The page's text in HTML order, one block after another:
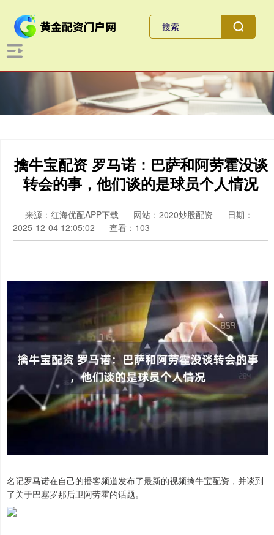
擒牛宝配资 罗马诺：巴萨和阿劳霍没谈
转会的事，他们谈的是球员个人情况
来源：红海优配APP下载 网站：2020炒股配资
日期：
2025-12-04 12:05:02
查看：103
名记罗马诺在自己的播客频道发布了最新的视频擒牛宝配资，并谈到
了关于巴塞罗那后卫阿劳霍的话题。